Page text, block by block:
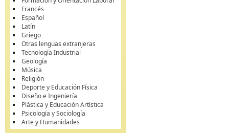
Francés
Español
Latín
Griego
Otras lenguas extranjeras
Tecnología Industrial
Geología
Música
Religión
Deporte y Educación Física
Diseño e Ingeniería
Plástica y Educación Artística
Psicología y Sociología
Arte y Humanidades